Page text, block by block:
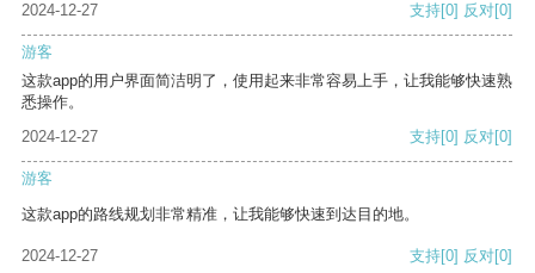
2024-12-27
支持[0] 反对[0]
游客
这款app的用户界面简洁明了，使用起来非常容易上手，让我能够快速熟
悉操作。
2024-12-27
支持[0] 反对[0]
游客
这款app的路线规划非常精准，让我能够快速到达目的地。
2024-12-27 支持[0] 反对[0]